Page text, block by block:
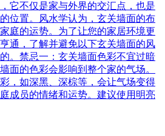
它不仅是家与外界的交汇点，也是
位置。风水学认为，玄关墙面的布
庭的运势。为了让您的家居环境更
通，了解并避免以下玄关墙面的风
。禁忌一：玄关墙面色彩不宜过暗
面的色彩会影响到整个家的气场。
，如深黑、深棕等，会让气场变得
成员的情绪和运势。建议使用明亮